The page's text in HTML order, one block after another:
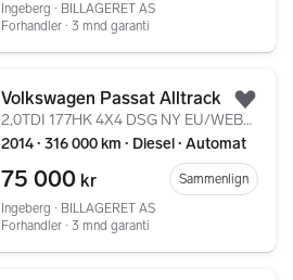
Ingeberg ∙ BILLAGERET AS
Forhandler ∙ 3 mnd garanti
Volkswagen Passat Alltrack
2,0TDI 177HK 4X4 DSG NY EU/WEBASTO/KROK/DAB/NAVI/KAMERA
2014 ∙ 316 000 km ∙ Diesel ∙ Automat
75 000 kr
Sammenlign
Ingeberg ∙ BILLAGERET AS
Forhandler ∙ 3 mnd garanti